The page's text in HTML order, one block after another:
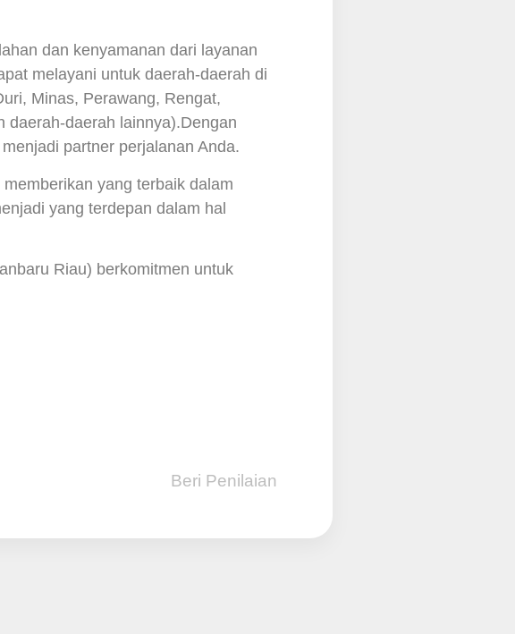
dan kenyamanan dari layanan
melayani untuk daerah-daerah di
Minas, Perawang, Rengat,
daerah-daerah lainnya).Dengan
partner perjalanan Anda.
yang terbaik dalam
yang terdepan dalam hal
Riau) berkomitmen untuk
Beri Penilaian